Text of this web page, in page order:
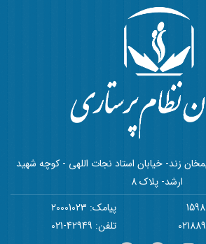
زند- خیابان استاد نجات اللهی - کوچه شهید
ارشد- پلاک 8
پیامک: 20001023
تلفن: 42949-021